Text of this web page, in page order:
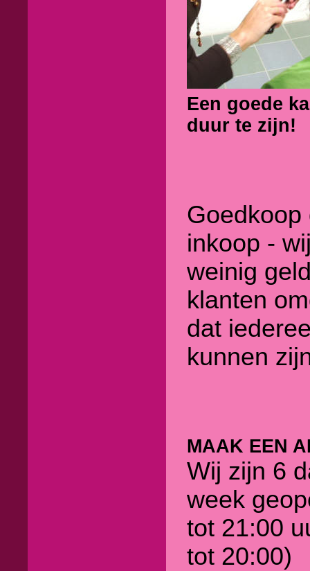
Een goede
duur te zijn!
Goedkoop
inkoop -
weinig
klanten
dat
kunnen
MAAK EEN
Wij zijn 6
week
tot 21:00
tot 20:00)